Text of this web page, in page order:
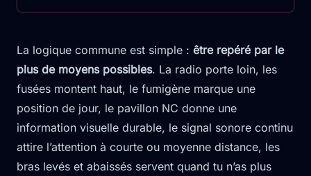
La logique commune est simple : être repéré par le
plus de moyens possibles. La radio porte loin, les
fusées montent haut, le fumigène marque une
position de jour, le pavillon NC donne une
information visuelle durable, le signal sonore continu
attire l’attention à courte ou moyenne distance, les
bras levés et abaissés servent quand tu n’as plus